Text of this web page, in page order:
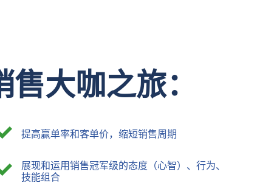
大咖之旅：
提高赢单率和客单价，缩短销售周期
展现和运用销售冠军级的态度（心智）、行为、
技能组合